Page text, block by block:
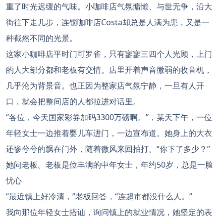
重了时光迟缓的气味。小咖啡店气氛慵懒、与世无争，沿大
街往下走几步，连锁咖啡店Costa却总是人满为患，又是一
种截然不同的光景。
这家小咖啡店平时门可罗雀，只有寥寥三四个人光顾，上门
的人大部分都和老板有交情。店里开着声音微弱的收音机，
几乎沦为背景音。也正因为整家店气氛宁静，一旦有人开
口，就会把整间店的人都拉进对话里。
“各位，今天国家彩券加码3300万磅啊。”，某天下午，一位
年轻女士一边推着婴儿车进门，一边宣布道。她身上的大衣
还惨兮兮的飘在门外，随着微风来回拍打。“你下了多少？”
她问老板。老板是位丰满的中年女士，年约50岁，总是一脸
忧心
“最近镇上好冷清，”老板回答，“连超市都没什么人。”
我向那位年轻女士搭讪，询问镇上的就业情况，她坚定的表